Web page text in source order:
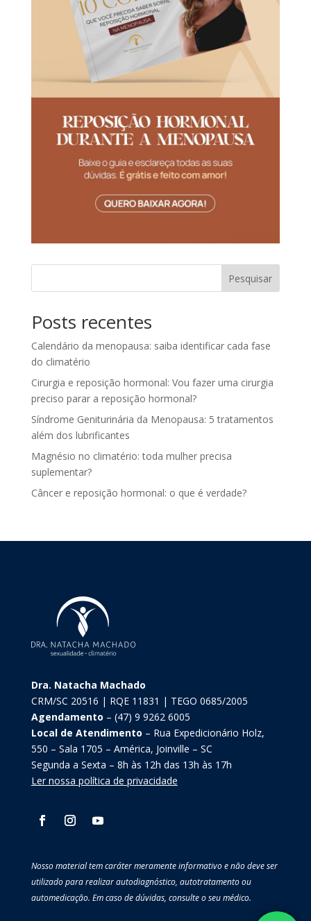
Pesquisar
Posts recentes
Calendário da menopausa: saiba identificar cada fase
do climatério
Cirurgia e reposição hormonal: Vou fazer uma cirurgia
preciso parar a reposição hormonal?
Síndrome Geniturinária da Menopausa: 5 tratamentos
além dos lubrificantes
Magnésio no climatério: toda mulher precisa
suplementar?
Câncer e reposição hormonal: o que é verdade?
Dra. Natacha Machado
CRM/SC 20516 | RQE 11831 | TEGO 0685/2005
Agendamento – (47) 9 9262 6005
Local de Atendimento – Rua Expedicionário Holz,
550 – Sala 1705 – América, Joinville – SC
Segunda a Sexta – 8h às 12h das 13h às 17h
Ler nossa política de privacidade
Nosso material tem caráter meramente informativo e não deve ser
utilizado para realizar autodiagnóstico, autotratamento ou
automedicação. Em caso de dúvidas, consulte o seu médico.